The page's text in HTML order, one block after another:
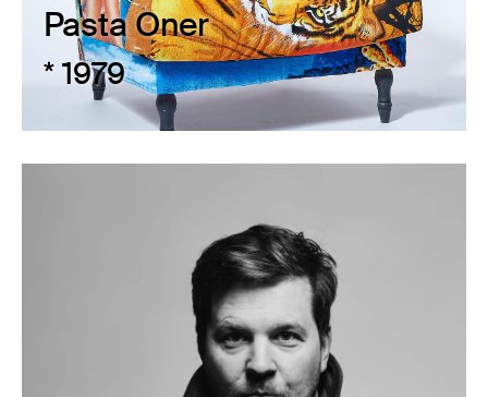
Pasta Oner
* 1979